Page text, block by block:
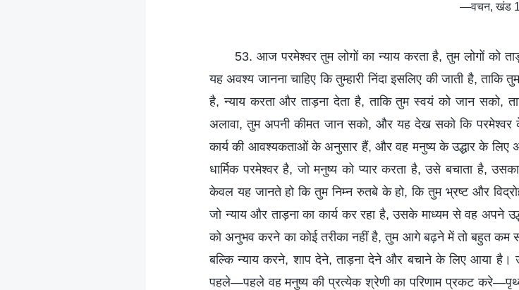
—वचन, खंड 1,
53. आज परमेश्वर तुम लोगों का न्याय करता है, तुम लोगों को
यह अवश्य जानना चाहिए कि तुम्हारी निंदा इसलिए की जाती है,
है, न्याय करता और ताड़ना देता है, ताकि तुम स्वयं को जान सको,
अलावा, तुम अपनी कीमत जान सको, और यह देख सको कि परमेश्वर
कार्य की आवश्यकताओं के अनुसार हैं, और वह मनुष्य के उद्धार के लिए
धार्मिक परमेश्वर है, जो मनुष्य को प्यार करता है, उसे बचाता है,
केवल यह जानते हो कि तुम निम्न रुतबे के हो, कि तुम भ्रष्ट और
जो न्याय और ताड़ना का कार्य कर रहा है, उसके माध्यम से वह अपने
को अनुभव करने का कोई तरीका नहीं है, तुम आगे बढ़ने में तो बहुत कम
बल्कि न्याय करने, शाप देने, ताड़ना देने और बचाने के लिए आया है।
पहले—पहले वह मनुष्य की प्रत्येक श्रेणी का परिणाम प्रकट करे—पृथ्वी